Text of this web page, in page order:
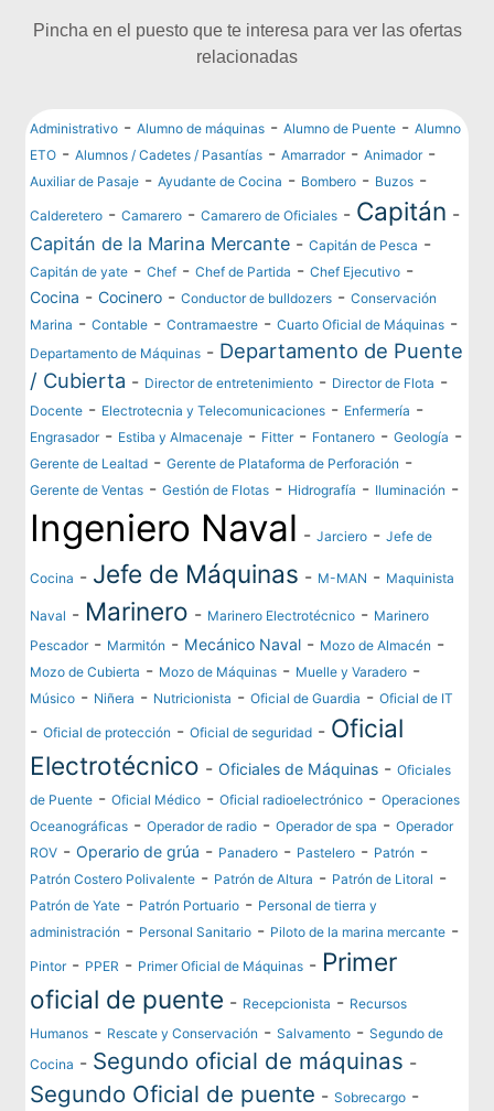
Pincha en el puesto que te interesa para ver las ofertas
relacionadas
Administrativo -Alumno de máquinas -Alumno de Puente -Alumno
ETO -Alumnos / Cadetes / Pasantías -Amarrador-Animador-
Auxiliar de Pasaje -Ayudante de Cocina - Bombero - Buzos -
Calderetero -Camarero -Camarero de Oficiales - Capitán -
Capitán de la Marina Mercante -Capitán de Pesca -
Capitán de yate -Chef -Chef de Partida -Chef Ejecutivo -
Cocina -Cocinero -Conductor de bulldozers -Conservación
Marina -Contable -Contramaestre -Cuarto Oficial de Máquinas -
Departamento de Máquinas - Departamento de Puente
/ Cubierta - Director de entretenimiento - Director de Flota -
Docente - Electrotecnia y Telecomunicaciones - Enfermería -
Engrasador- Estiba y Almacenaje - Fitter- Fontanero -Geología -
Gerente de Lealtad -Gerente de Plataforma de Perforación -
Gerente de Ventas -Gestión de Flotas - Hidrografía - Iluminación -
Ingeniero Naval -Jarciero -Jefe de
Cocina - Jefe de Máquinas - M-MAN - Maquinista
Naval - Marinero - Marinero Electrotécnico - Marinero
Pescador- Marmitón - Mecánico Naval - Mozo de Almacén -
Mozo de Cubierta - Mozo de Máquinas - Muelle y Varadero -
Músico - Niñera - Nutricionista -Oficial de Guardia -Oficial de IT
-Oficial de protección -Oficial de seguridad - Oficial
Electrotécnico -Oficiales de Máquinas -Oficiales
de Puente -Oficial Médico -Oficial radioelectrónico -Operaciones
Oceanográficas -Operador de radio -Operador de spa -Operador
ROV -Operario de grúa - Panadero - Pastelero - Patrón -
Patrón Costero Polivalente - Patrón de Altura - Patrón de Litoral -
Patrón de Yate - Patrón Portuario - Personal de tierra y
administración - Personal Sanitario - Piloto de la marina mercante -
Pintor- PPER - Primer Oficial de Máquinas - Primer
oficial de puente - Recepcionista - Recursos
Humanos - Rescate y Conservación -Salvamento -Segundo de
Cocina - Segundo oficial de máquinas -
Segundo Oficial de puente -Sobrecargo -